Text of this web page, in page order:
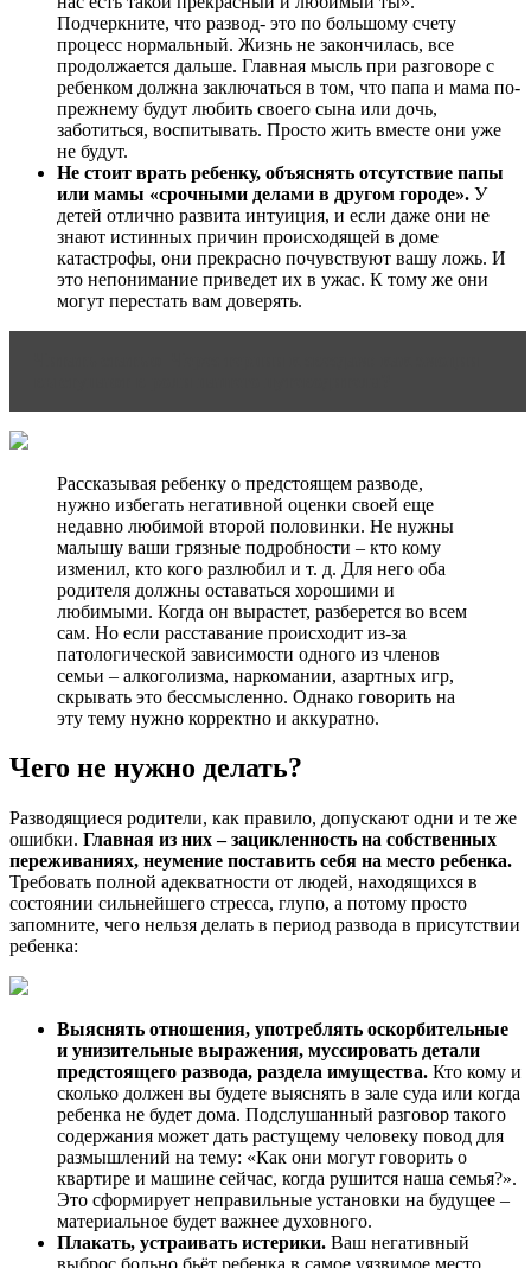
Подчеркните, что развод- это по большому счету
процесс нормальный. Жизнь не закончилась, все
продолжается дальше. Главная мысль при разговоре с
ребенком должна заключаться в том, что папа и мама по-
прежнему будут любить своего сына или дочь,
заботиться, воспитывать. Просто жить вместе они уже
не будут.
Не стоит врать ребенку, объяснять отсутствие папы
или мамы «срочными делами в другом городе». У
детей отлично развита интуиция, и если даже они не
знают истинных причин происходящей в доме
катастрофы, они прекрасно почувствуют вашу ложь. И
это непонимание приведет их в ужас. К тому же они
могут перестать вам доверять.
Рассказывая ребенку о предстоящем разводе,
нужно избегать негативной оценки своей еще
недавно любимой второй половинки. Не нужны
малышу ваши грязные подробности – кто кому
изменил, кто кого разлюбил и т. д. Для него оба
родителя должны оставаться хорошими и
любимыми. Когда он вырастет, разберется во всем
сам. Но если расставание происходит из-за
патологической зависимости одного из членов
семьи – алкоголизма, наркомании, азартных игр,
скрывать это бессмысленно. Однако говорить на
эту тему нужно корректно и аккуратно.
Чего не нужно делать?
Разводящиеся родители, как правило, допускают одни и те же
ошибки. Главная из них – зацикленность на собственных
переживаниях, неумение поставить себя на место ребенка.
Требовать полной адекватности от людей, находящихся в
состоянии сильнейшего стресса, глупо, а потому просто
запомните, чего нельзя делать в период развода в присутствии
ребенка:
Выяснять отношения, употреблять оскорбительные
и унизительные выражения, муссировать детали
предстоящего развода, раздела имущества. Кто кому и
сколько должен вы будете выяснять в зале суда или когда
ребенка не будет дома. Подслушанный разговор такого
содержания может дать растущему человеку повод для
размышлений на тему: «Как они могут говорить о
квартире и машине сейчас, когда рушится наша семья?».
Это сформирует неправильные установки на будущее –
материальное будет важнее духовного.
Плакать, устраивать истерики. Ваш негативный